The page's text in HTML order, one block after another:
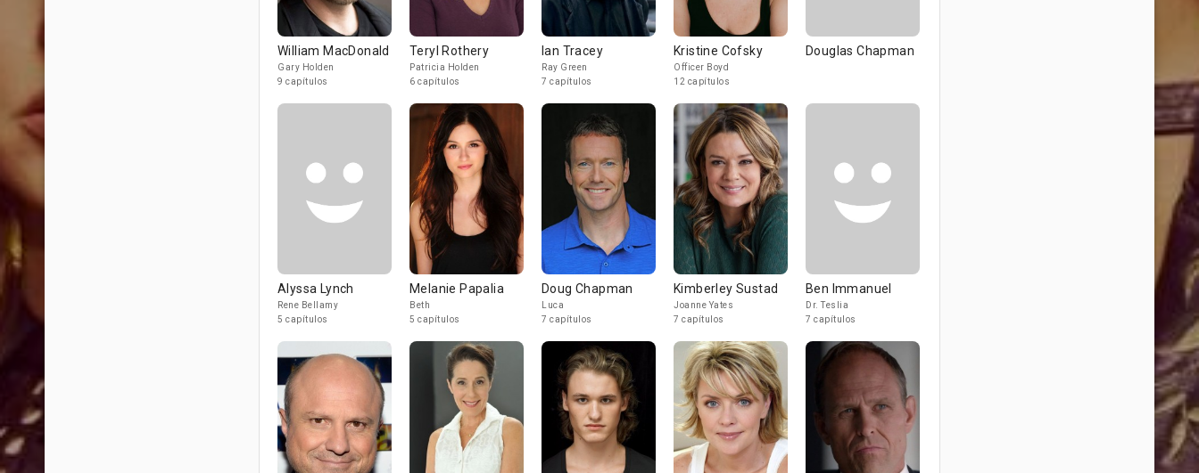
William MacDonald
Gary Holden
9 capítulos
Teryl Rothery
Patricia Holden
6 capítulos
Ian Tracey
Ray Green
7 capítulos
Kristine Cofsky
Officer Boyd
12 capítulos
Douglas Chapman
Alyssa Lynch
Rene Bellamy
5 capítulos
Melanie Papalia
Beth
5 capítulos
Doug Chapman
Luca
7 capítulos
Kimberley Sustad
Joanne Yates
7 capítulos
Ben Immanuel
Dr. Teslia
7 capítulos